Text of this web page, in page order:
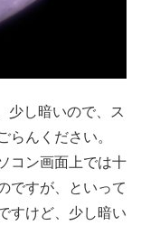
少し暗いので、ス
らんください。
コン画面上では十
ですが、といって
すけど、少し暗い